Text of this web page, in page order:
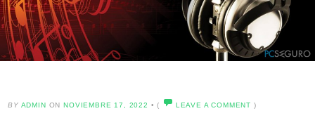
BY ADMIN ONNOVIEMBRE 17, 2022 •( LEAVE A COMMENT )